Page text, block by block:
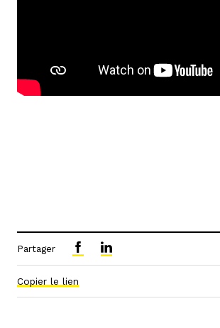
Partager
Copier le lien